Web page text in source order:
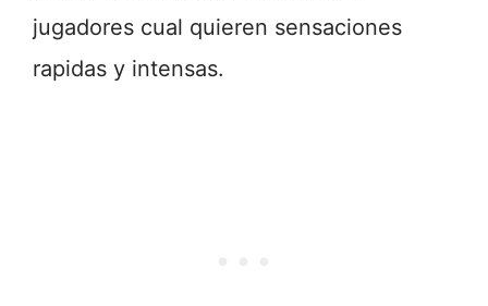
jugadores cual quieren sensaciones
rapidas y intensas.